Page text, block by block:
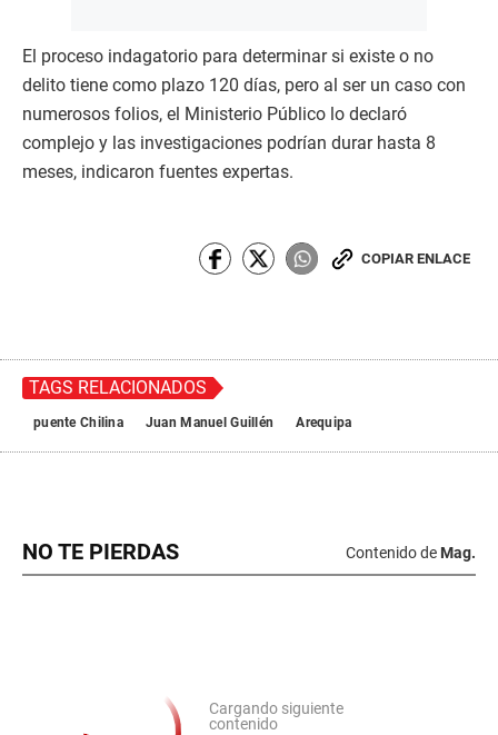
El proceso indagatorio para determinar si existe o no
delito tiene como plazo 120 días, pero al ser un caso con
numerosos folios, el Ministerio Público lo declaró
complejo y las investigaciones podrían durar hasta 8
meses, indicaron fuentes expertas.
COPIAR ENLACE
TAGS RELACIONADOS
puente Chilina Juan Manuel Guillén Arequipa
NO TE PIERDAS Contenido de Mag.
Cargando siguiente
contenido